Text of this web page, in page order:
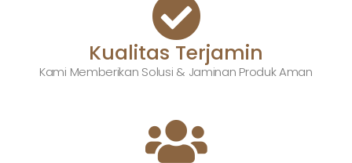
Kualitas Terjamin
Kami Memberikan Solusi & Jaminan Produk Aman